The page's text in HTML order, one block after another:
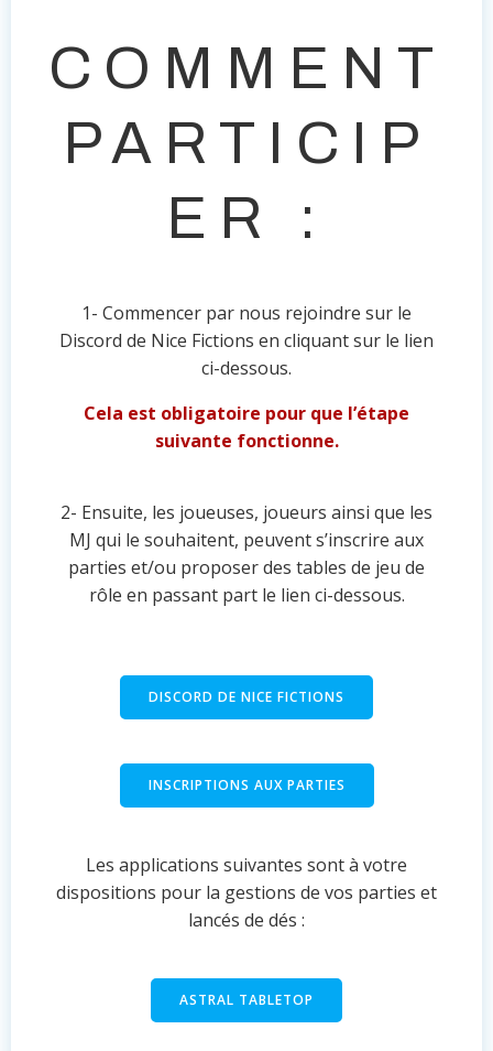
COMMENT
PARTICIP
ER :
1- Commencer par nous rejoindre sur le
Discord de Nice Fictions en cliquant sur le lien
ci-dessous.
Cela est obligatoire pour que l’étape
suivante fonctionne.
2- Ensuite, les joueuses, joueurs ainsi que les
MJ qui le souhaitent, peuvent s’inscrire aux
parties et/ou proposer des tables de jeu de
rôle en passant part le lien ci-dessous.
DISCORD DE NICE FICTIONS
INSCRIPTIONS AUX PARTIES
Les applications suivantes sont à votre
dispositions pour la gestions de vos parties et
lancés de dés :
ASTRAL TABLETOP